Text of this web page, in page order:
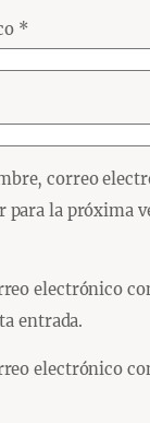
*
correo
para la próxima
electrónico
entrada.
electrónico